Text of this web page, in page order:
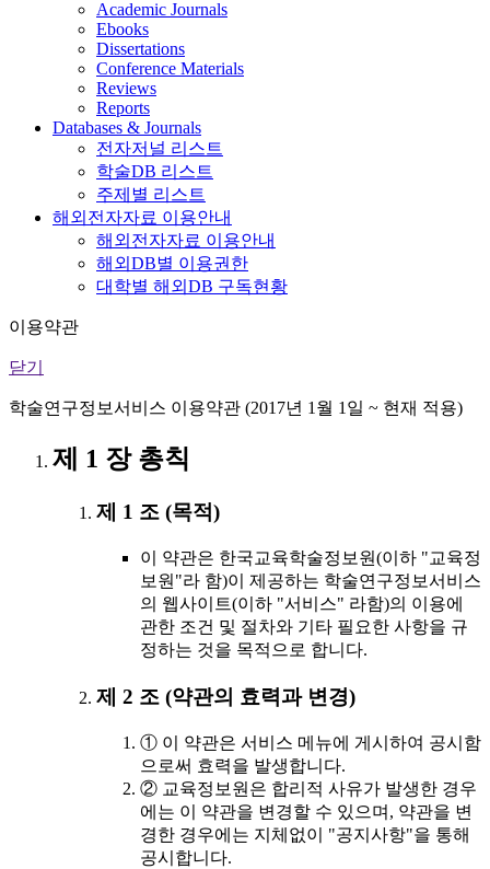
Academic Journals
Ebooks
Dissertations
Conference Materials
Reviews
Reports
Databases & Journals
전자저널 리스트
학술DB 리스트
주제별 리스트
해외전자자료 이용안내
해외전자자료 이용안내
해외DB별 이용권한
대학별 해외DB 구독현황
이용약관
닫기
학술연구정보서비스 이용약관 (2017년 1월 1일 ~ 현재 적용)
제 1 장 총칙
제 1 조 (목적)
이 약관은 한국교육학술정보원(이하 "교육정
보원"라 함)이 제공하는 학술연구정보서비스
의 웹사이트(이하 "서비스" 라함)의 이용에
관한 조건 및 절차와 기타 필요한 사항을 규
정하는 것을 목적으로 합니다.
제 2 조 (약관의 효력과 변경)
① 이 약관은 서비스 메뉴에 게시하여 공시함
으로써 효력을 발생합니다.
② 교육정보원은 합리적 사유가 발생한 경우
에는 이 약관을 변경할 수 있으며, 약관을 변
경한 경우에는 지체없이 "공지사항"을 통해
공시합니다.